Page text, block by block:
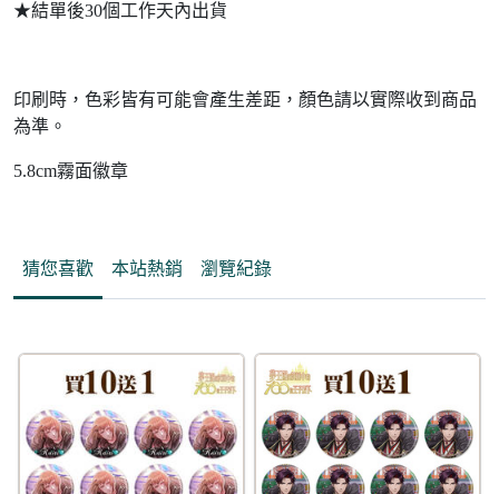
★結單後30個工作天內出貨
印刷時，色彩皆有可能會產生差距，顏色請以實際收到商品
為準。
5.8cm霧面徽章
猜您喜歡 本站熱銷 瀏覽紀錄